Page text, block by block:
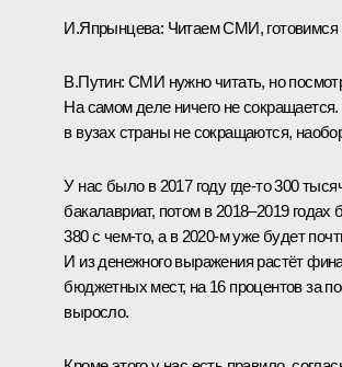
И.Япрынцева: Читаем СМИ, готовимся
В.Путин: СМИ нужно читать, но
На самом деле ничего не
в вузах страны не сокращаются,
У нас было в 2017 году где‑то 300
бакалавриат, потом в 2018–2019 годах
380 с чем‑то, а в 2020‑м уже будет
И из денежного выражения растёт
бюджетных мест, на 16 процентов за
выросло.